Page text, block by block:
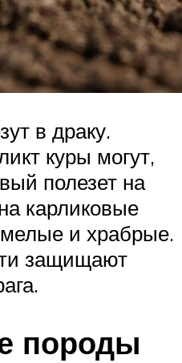
в драку.
куры могут,
полезет на
карликовые
и храбрые.
защищают
породы